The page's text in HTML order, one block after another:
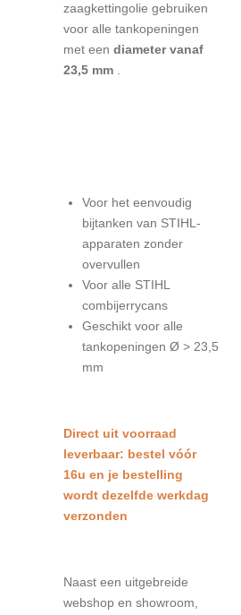
zaagkettingolie gebruiken
voor alle tankopeningen
met een diameter vanaf
23,5 mm
Voor het eenvoudig
bijtanken van STIHL-
apparaten zonder
overvullen
Voor alle STIHL
combijerrycans
Geschikt voor alle
tankopeningen Ø > 23,5
mm
Direct uit voorraad
leverbaar: bestel vóór
16u en je bestelling
wordt dezelfde werkdag
verzonden
Naast een uitgebreide
webshop en showroom,